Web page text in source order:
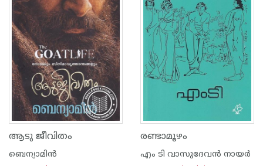
ആടു ജീവിതം
ബെന്യാമിന്‍
രണ്ടാമൂഴം
എം ടി വാസുദേവന്‍ നായര്‍